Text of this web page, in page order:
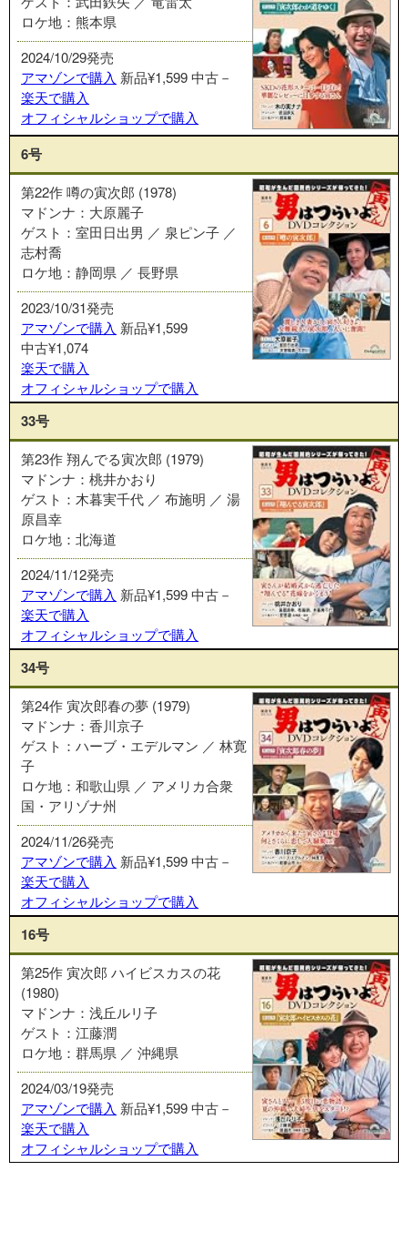
ロケ地：熊本県
2024/10/29発売
アマゾンで購入 新品¥1,599中古－
楽天で購入
オフィシャルショップで購入
6号
第22作 噂の寅次郎 (1978)
マドンナ：大原麗子
ゲスト：室田日出男 ／ 泉ピン子 ／
志村喬
ロケ地：静岡県 ／ 長野県
2023/10/31発売
アマゾンで購入 新品¥1,599
中古¥1,074
楽天で購入
オフィシャルショップで購入
33号
第23作 翔んでる寅次郎 (1979)
マドンナ：桃井かおり
ゲスト：木暮実千代 ／ 布施明 ／ 湯
原昌幸
ロケ地：北海道
2024/11/12発売
アマゾンで購入 新品¥1,599中古－
楽天で購入
オフィシャルショップで購入
34号
第24作 寅次郎春の夢 (1979)
マドンナ：香川京子
ゲスト：ハーブ・エデルマン ／ 林寛
子
ロケ地：和歌山県 ／ アメリカ合衆
国・アリゾナ州
2024/11/26発売
アマゾンで購入 新品¥1,599中古－
楽天で購入
オフィシャルショップで購入
16号
第25作 寅次郎 ハイビスカスの花
(1980)
マドンナ：浅丘ルリ子
ゲスト：江藤潤
ロケ地：群馬県 ／ 沖縄県
2024/03/19発売
アマゾンで購入 新品¥1,599中古－
楽天で購入
オフィシャルショップで購入